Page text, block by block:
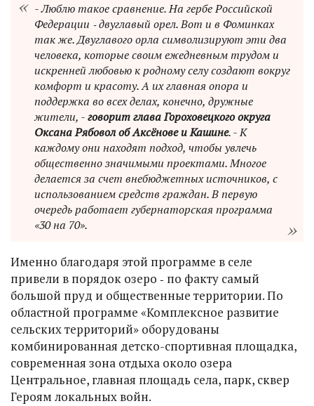
- Люблю такое сравнение. На гербе Российской
Федерации ‑ двуглавый орел. Вот и в Фоминках
так же. Двуглавого орла символизируют эти два
человека, которые своим ежедневным трудом и
искренней любовью к родному селу создают вокруг
комфорт и красоту. А их главная опора и
поддержка во всех делах, конечно, дружные
жители, -говорит глава Гороховецкого округа
Оксана Рябовол об Аксёнове и Кашине. - К
каждому они находят подход, чтобы увлечь
общественно значимыми проектами. Многое
делается за счет внебюджетных источников, с
использованием средств граждан. В первую
очередь работает губернаторская программа
«30 на 70».
Именно благодаря этой программе в селе
привели в порядок озеро ‑ по факту самый
большой пруд и общественные территории. По
областной программе «Комплексное развитие
сельских территорий» оборудованы
комбинированная детско-спортивная площадка,
современная зона отдыха около озера
Центральное, главная площадь села, парк, сквер
Героям локальных войн.